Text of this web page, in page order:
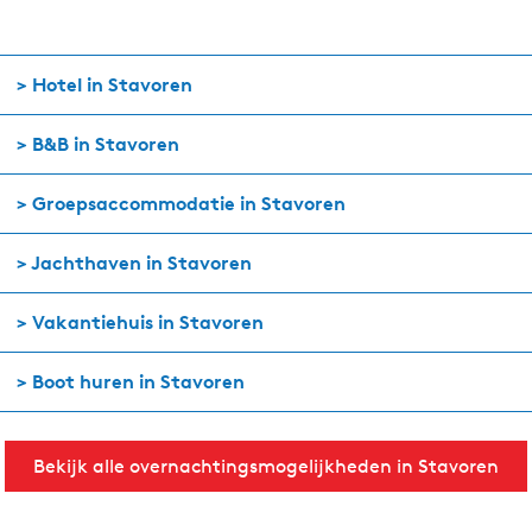
> Hotel in Stavoren
> B&B in Stavoren
> Groepsaccommodatie in Stavoren
> Jachthaven in Stavoren
> Vakantiehuis in Stavoren
> Boot huren in Stavoren
Bekijk alle overnachtingsmogelijkheden in Stavoren